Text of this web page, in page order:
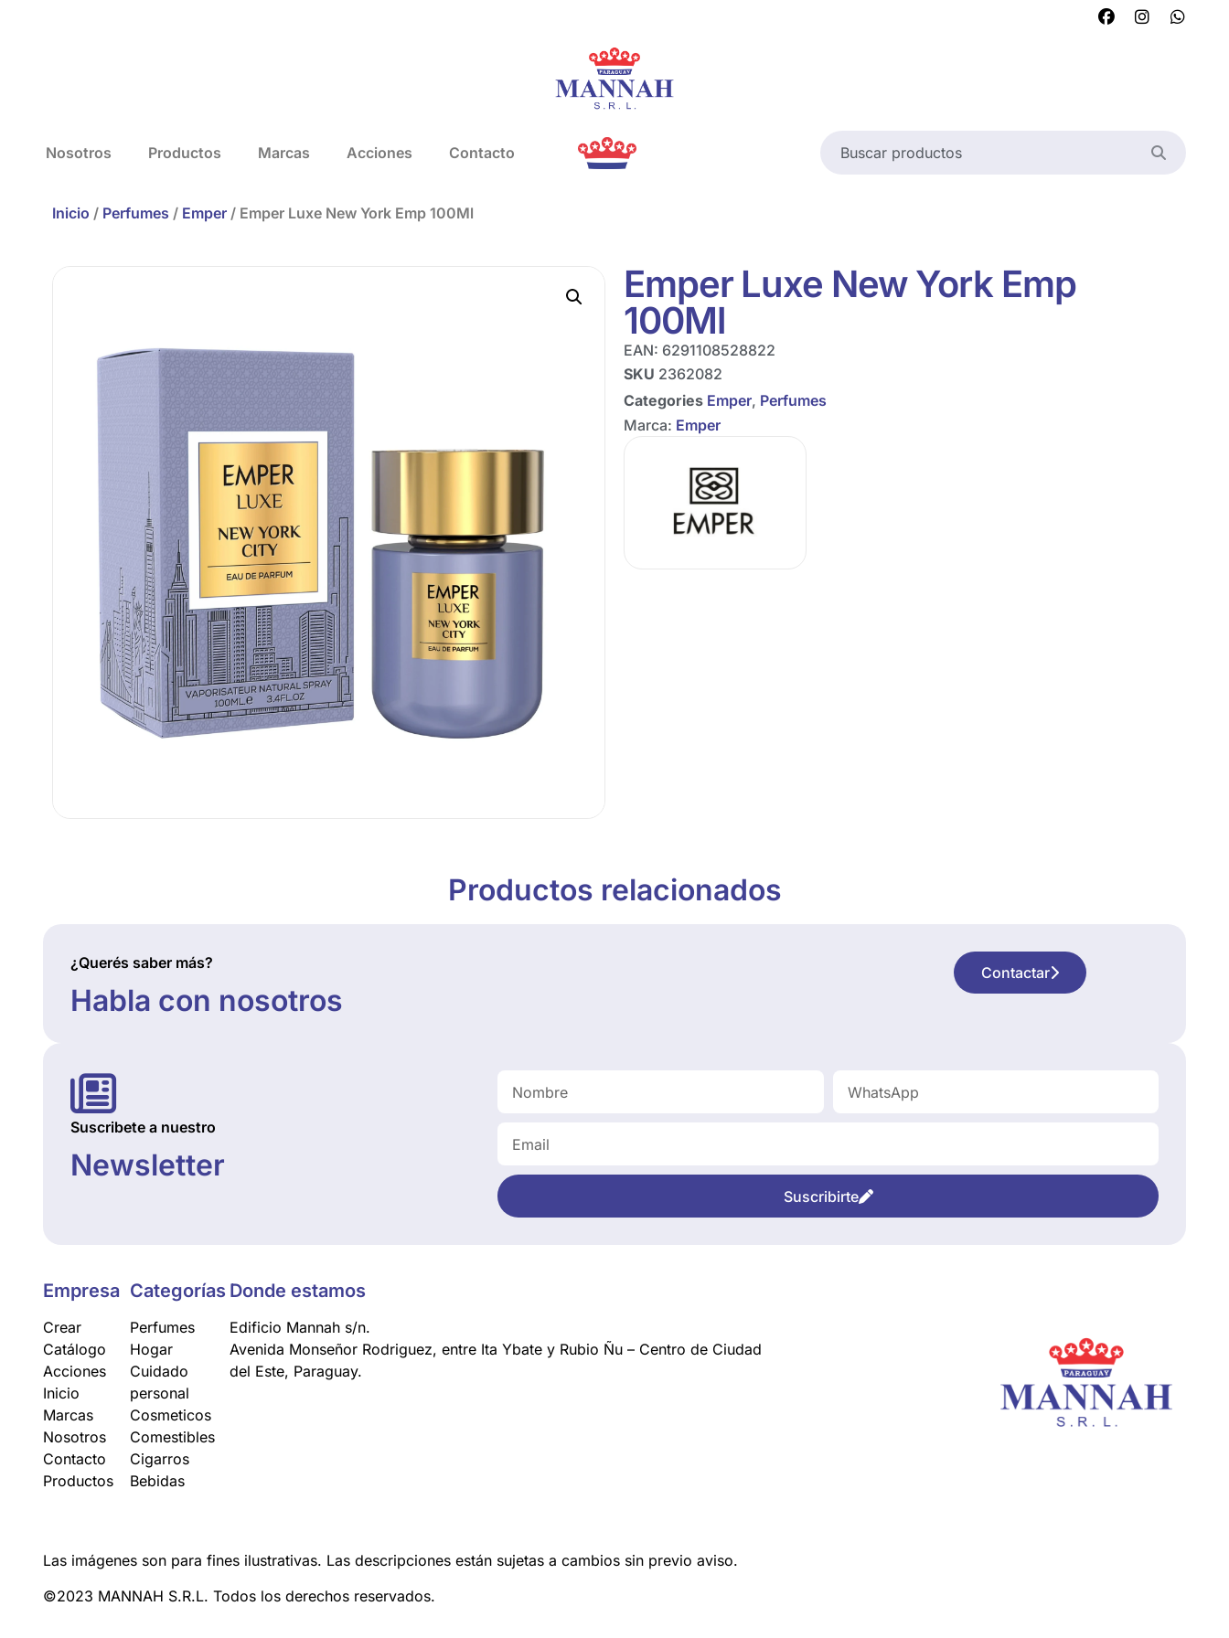
Nosotros Productos Marcas Acciones Contacto
Inicio / Perfumes / Emper / Emper Luxe New York Emp 100Ml
Emper Luxe New York Emp
100Ml
EAN: 6291108528822
SKU 2362082
Categories Emper, Perfumes
Marca: Emper
Productos relacionados
¿Querés saber más?
Habla con nosotros
Contactar
Suscribete a nuestro
Newsletter
Suscribirte
Empresa
Crear
Catálogo
Acciones
Inicio
Marcas
Nosotros
Contacto
Productos
Categorías
Perfumes
Hogar
Cuidado
personal
Cosmeticos
Comestibles
Cigarros
Bebidas
Donde estamos
Edificio Mannah s/n.
Avenida Monseñor Rodriguez, entre Ita Ybate y Rubio Ñu – Centro de Ciudad
del Este, Paraguay.
Las imágenes son para fines ilustrativas. Las descripciones están sujetas a cambios sin previo aviso.
©2023 MANNAH S.R.L. Todos los derechos reservados.